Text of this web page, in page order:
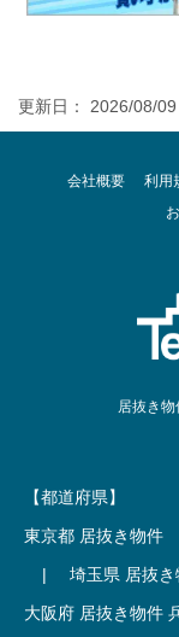
更新日： 2026/08/09
会社概要 利用
居抜き
【都道府県】
東京都 居抜き物件
|
埼玉県 居抜き
大阪府 居抜き物件